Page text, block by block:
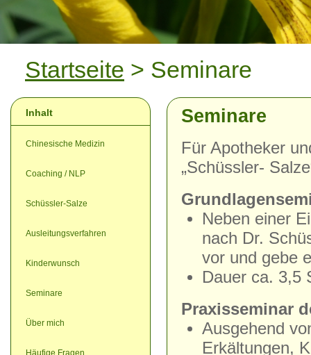
Startseite > Seminare
Inhalt
Chinesische Medizin
Coaching / NLP
Schüssler-Salze
Ausleitungsverfahren
Kinderwunsch
Seminare
Über mich
Häufige Fragen
Seminare
Für Apotheker
„Schüssler-
Neben einer
nach Dr.
vor und gebe
Dauer ca. 3,5
Praxisseminar
Ausgehend
Erkältungen,